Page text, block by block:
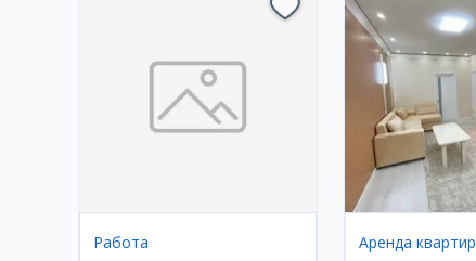
Работа Аренда квартир